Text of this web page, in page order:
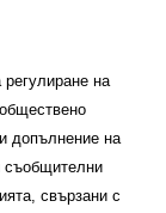
регулиране на
обществено
допълнение на
съобщителни
свързани с